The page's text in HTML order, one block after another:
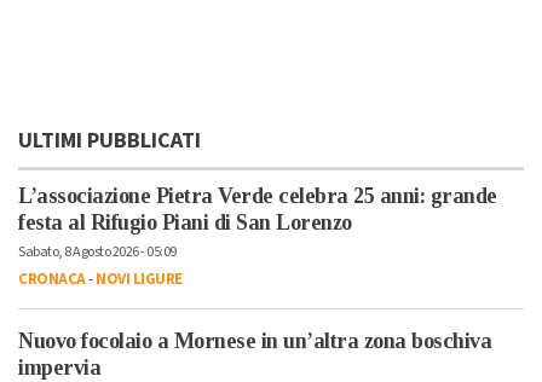
ULTIMI PUBBLICATI
L’associazione Pietra Verde celebra 25 anni: grande
festa al Rifugio Piani di San Lorenzo
Sabato, 8 Agosto 2026 - 05:09
CRONACA-NOVI LIGURE
Nuovo focolaio a Mornese in un’altra zona boschiva
impervia